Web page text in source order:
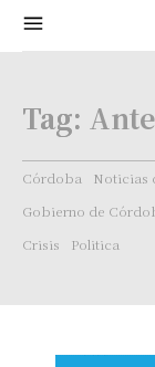
Tag:
Córdoba Noticias
Gobierno de
Crisis
Politica